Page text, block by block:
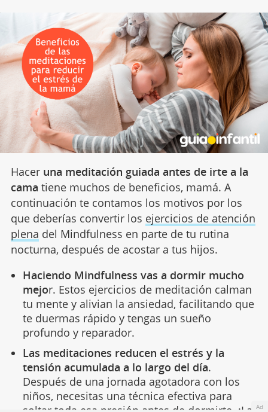
Hacer una meditación guiada antes de irte a la
cama tiene muchos de beneficios, mamá. A
continuación te contamos los motivos por los
que deberías convertir los ejercicios de atención
plena del Mindfulness en parte de tu rutina
nocturna, después de acostar a tus hijos.
Haciendo Mindfulness vas a dormir mucho
mejor. Estos ejercicios de meditación calman
tu mente y alivian la ansiedad, facilitando que
te duermas rápido y tengas un sueño
profundo y reparador.
Las meditaciones reducen el estrés y la
tensión acumulada a lo largo del día.
Después de una jornada agotadora con los
niños, necesitas una técnica efectiva para
Ad